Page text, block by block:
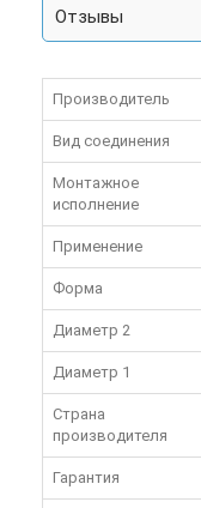
Отзывы
Производитель
Вид соединения
Монтажное
исполнение
Применение
Форма
Диаметр 2
Диаметр 1
Страна
производителя
Гарантия